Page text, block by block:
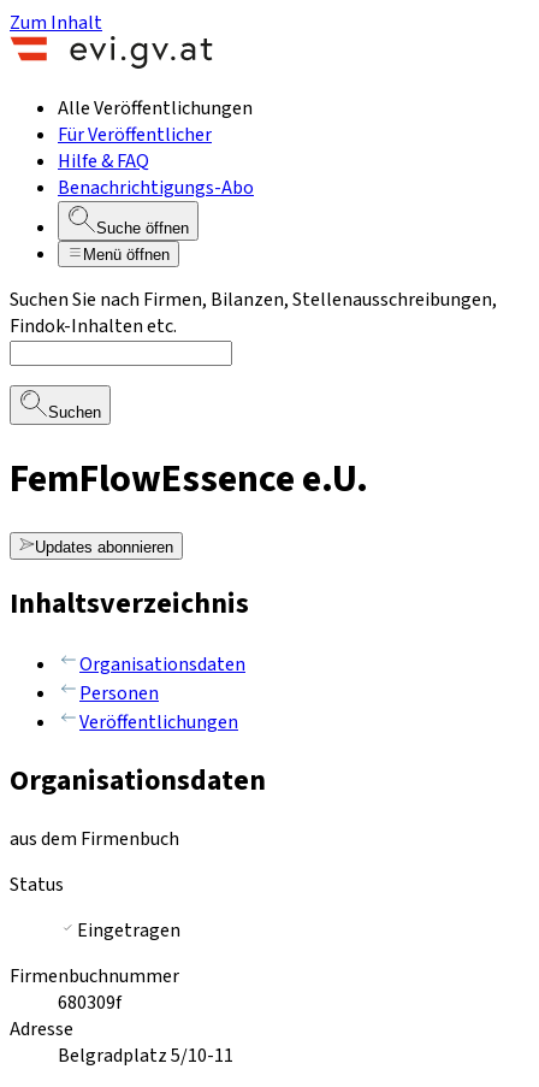
Zum Inhalt
Alle Veröffentlichungen
Für Veröffentlicher
Hilfe & FAQ
Benachrichtigungs-Abo
Suche öffnen
Menü öffnen
Suchen Sie nach Firmen, Bilanzen, Stellenausschreibungen,
Findok-Inhalten etc.
Suchen
FemFlowEssence e.U.
Updates abonnieren
Inhaltsverzeichnis
Organisationsdaten
Personen
Veröffentlichungen
Organisationsdaten
aus dem Firmenbuch
Status
Eingetragen
Firmenbuchnummer
680309f
Adresse
Belgradplatz 5/10-11